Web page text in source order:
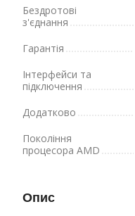
Бездротові
з'єднання
Гарантія
Інтерфейси та
підключення
Додатково
Покоління
процесора AMD
Опис